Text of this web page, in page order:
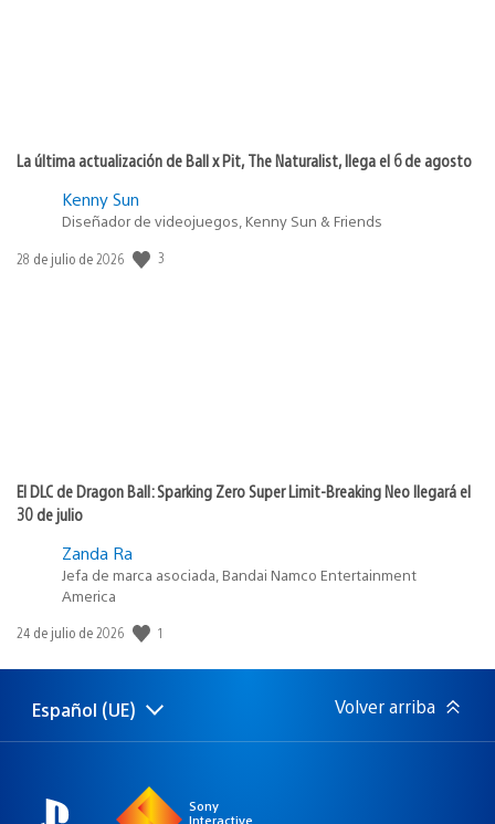
La última actualización de Ball x Pit, The Naturalist, llega el 6 de agosto
Kenny Sun
Diseñador de videojuegos, Kenny Sun & Friends
Fecha
28 de julio de 2026 3
El DLC de Dragon Ball: Sparking Zero Super Limit-Breaking Neo llegará el
30 de julio
Zanda Ra
Jefa de marca asociada, Bandai Namco Entertainment
America
Fecha
publicación:
24 de julio de 2026 1
Selecciona
una
Región
actual:
Español (UE) Volver arriba
Sony
Interactive